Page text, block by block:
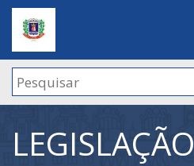
LEGISLAÇÃO